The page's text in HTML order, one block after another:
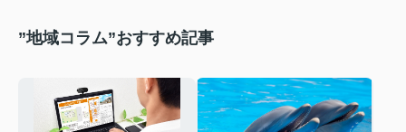
”地域コラム”おすすめ記事